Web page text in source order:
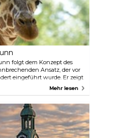
folgt dem Konzept des
Ansatz, der vor
eingeführt wurde. Er zeigt
Herkunftskontinenten
Besucher an einem
von Tieren aus der
darunter Pinguine, Elefanten,
Greifvögel und Raubtiere.
Mehr lesen